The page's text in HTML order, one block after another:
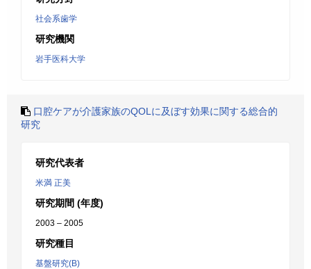
社会系歯学
研究機関
岩手医科大学
口腔ケアが介護家族のQOLに及ぼす効果に関する総合的
研究
研究代表者
米満 正美
研究期間 (年度)
2003 – 2005
研究種目
基盤研究(B)